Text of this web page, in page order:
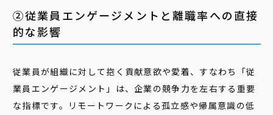
②従業員エンゲージメントと離職率への直接
的な影響
従業員が組織に対して抱く貢献意欲や愛着、すなわち「従
業員エンゲージメント」は、企業の競争力を左右する重要
な指標です。リモートワークによる孤立感や帰属意識の低